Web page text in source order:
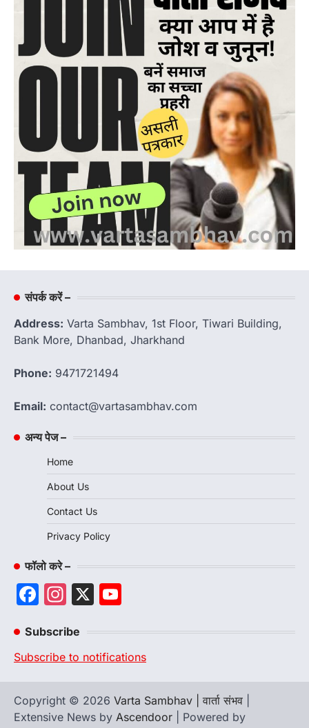
संपर्क करें –
Address: Varta Sambhav, 1st Floor, Tiwari Building,
Bank More, Dhanbad, Jharkhand
Phone: 9471721494
Email: contact@vartasambhav.com
अन्य पेज –
Home
About Us
Contact Us
Privacy Policy
फॉलो करे –
Facebook
Instagram
X
Subscribe
Subscribe to notifications
Copyright © 2026 Varta Sambhav | वार्ता संभव
Extensive News by Ascendoor | Powered by